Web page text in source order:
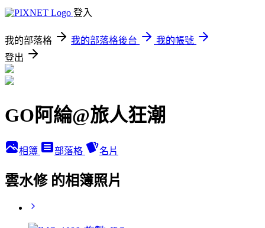
登入
我的部落格 我的部落格後台
我的帳號
登出
GO阿綸@旅人狂潮
相簿 部落格 名片
雲水修 的相簿照片